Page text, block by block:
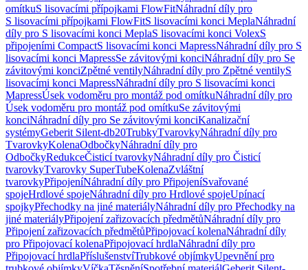
omítkuS lisovacími přípojkami FlowFitNáhradní díly pro
S lisovacími přípojkami FlowFitS lisovacími konci MeplaNáhradní
díly pro S lisovacími konci MeplaS lisovacími konci VolexS
připojeními CompactS lisovacími konci MapressNáhradní díly pro S
lisovacími konci MapressSe závitovými konciNáhradní díly pro Se
závitovými konciZpětné ventilyNáhradní díly pro Zpětné ventilyS
lisovacími konci MapressNáhradní díly pro S lisovacími konci
MapressÚsek vodoměru pro montáž pod omítkuNáhradní díly pro
Úsek vodoměru pro montáž pod omítkuSe závitovými
konciNáhradní díly pro Se závitovými konciKanalizační
systémyGeberit Silent-db20TrubkyTvarovkyNáhradní díly pro
TvarovkyKolenaOdbočkyNáhradní díly pro
OdbočkyRedukceČisticí tvarovkyNáhradní díly pro Čisticí
tvarovkyTvarovky SuperTubeKolenaZvláštní
tvarovkyPřipojeníNáhradní díly pro PřipojeníSvařované
spojeHrdlové spojeNáhradní díly pro Hrdlové spojeUpínací
spojkyPřechodky na jiné materiályNáhradní díly pro Přechodky na
jiné materiályPřipojení zařizovacích předmětůNáhradní díly pro
Připojení zařizovacích předmětůPřipojovací kolenaNáhradní díly
pro Připojovací kolenaPřipojovací hrdlaNáhradní díly pro
Připojovací hrdlaPříslušenstvíTrubkové objímkyUpevnění pro